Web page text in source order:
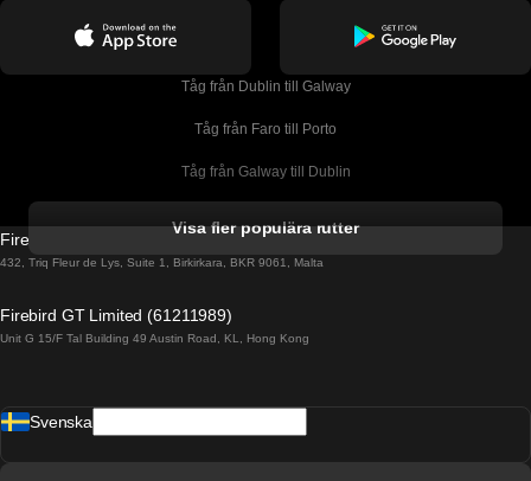
Tåg från Dublin till Galway
Tåg från Faro till Porto
Tåg från Galway till Dublin
Tåg från Porto till Faro
Tåg från Barcelona till Madrid
Visa fler populära rutter
Firebird GT Limited (OC 1451)
432, Triq Fleur de Lys, Suite 1, Birkirkara, BKR 9061, Malta
Firebird GT Limited (61211989)
Unit G 15/F Tal Building 49 Austin Road, KL, Hong Kong
Svenska